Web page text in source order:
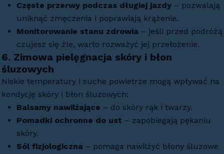
Częste przerwy podczas długiej jazdy – pozwalają
uniknąć zmęczenia i poprawiają krążenie.
Monitorowanie stanu zdrowia – jeśli przed podróżą
czujesz się źle, warto rozważyć jej przełożenie.
6. Zimowa pielęgnacja skóry i błon
śluzowych
Niskie temperatury i suche powietrze mogą wpływać na
kondycję skóry i błon śluzowych:
Balsamy nawilżające – do skóry rąk i twarzy.
Pomadki ochronne do ust – zapobiegają pękaniu
skóry.
Sól fizjologiczna – pomaga nawilżyć błony śluzowe